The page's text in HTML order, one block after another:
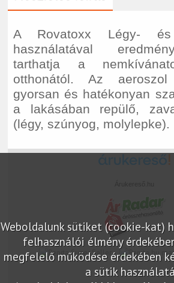
A Rovatoxx Légy- és
használatával
tarthatja a
otthonától. Az aeroszol
gyorsan és hatékonyan
a lakásában repülő,
(légy, szúnyog, molylepke).
Weboldalunk sütiket (cookie-kat)
felhasználói élmény
megfelelő működése érdekében
a sütik